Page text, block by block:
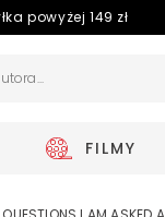
powyżej 149 zł
FILMY